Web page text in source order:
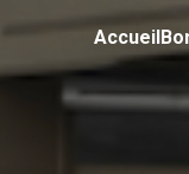
Accueil